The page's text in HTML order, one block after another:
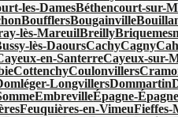
les-DamesBéthencourt-sur-
BoufflersBougainville
lès-MareuilBreilly
lès-DaoursCachyCagny
en-SanterreCayeux-sur-
CottenchyCoulonvillers
LongvillersDommartin
EmbrevilleÉpagne-
Feuquières-en-VimeuFieffes-